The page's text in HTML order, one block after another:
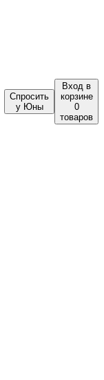
Спросить
у Юны
Вход в
корзине
0
товаров